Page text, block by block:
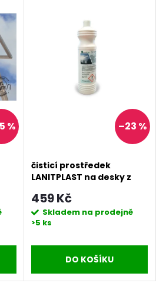
% –23 %
čisticí prostředek
LANITPLAST na desky z
459 Kč
Skladem na prodejně
>5 ks
DO KOŠÍKU